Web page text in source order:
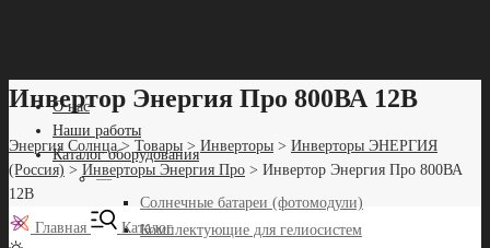
О нас
Наши работы
Каталог оборудования
—
Солнечные батареи (фотомодули)
Комплектующие для гелиосистем
Инвертор Энергия Про 800ВА 12В
Энергия Солнца> Товары > Инверторы > Инверторы ЭНЕРГИЯ
(Россия) > Инверторы Энергия Про > Инвертор Энергия Про 800ВА
12В
Главная Каталог